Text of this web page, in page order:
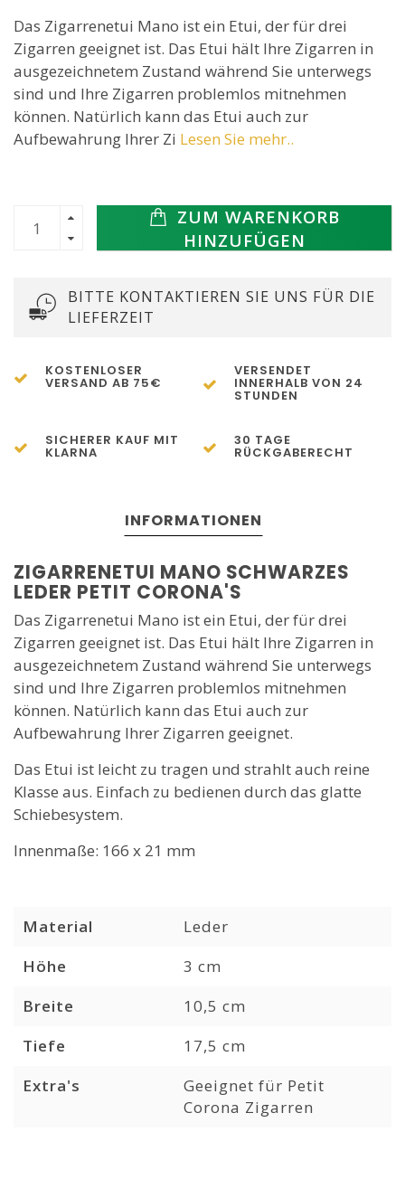
Das Zigarrenetui Mano ist ein Etui, der für drei
Zigarren geeignet ist. Das Etui hält Ihre Zigarren in
ausgezeichnetem Zustand während Sie unterwegs
sind und Ihre Zigarren problemlos mitnehmen
können. Natürlich kann das Etui auch zur
Aufbewahrung Ihrer Zi Lesen Sie mehr..
ZUM WARENKORB
HINZUFÜGEN
BITTE KONTAKTIEREN SIE UNS FÜR DIE
LIEFERZEIT
KOSTENLOSER
VERSAND AB 75€
VERSENDET
INNERHALB VON 24
STUNDEN
SICHERER KAUF MIT
KLARNA
30 TAGE
RÜCKGABERECHT
INFORMATIONEN
ZIGARRENETUI MANO SCHWARZES
LEDER PETIT CORONA'S
Das Zigarrenetui Mano ist ein Etui, der für drei
Zigarren geeignet ist. Das Etui hält Ihre Zigarren in
ausgezeichnetem Zustand während Sie unterwegs
sind und Ihre Zigarren problemlos mitnehmen
können. Natürlich kann das Etui auch zur
Aufbewahrung Ihrer Zigarren geeignet.
Das Etui ist leicht zu tragen und strahlt auch reine
Klasse aus. Einfach zu bedienen durch das glatte
Schiebesystem.
Innenmaße: 166 x 21 mm
Material
Leder
Höhe
3 cm
Breite
10,5 cm
Tiefe
17,5 cm
Extra's
Geeignet für Petit
Corona Zigarren